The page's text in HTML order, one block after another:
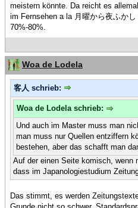
meistern könnte. Da reicht es
im Fernsehen a la 月曜から夜ふか
70%-80%.
Woa de Lodela
客人 schrieb:
Woa de Lodela schrieb:
Und auch im Master muss man
man muss nur Quellen entziffern
bestehen, aber das schafft man
Auf der einen Seite komisch, wenn
dass im Japanologiestudium
Das stimmt, es werden